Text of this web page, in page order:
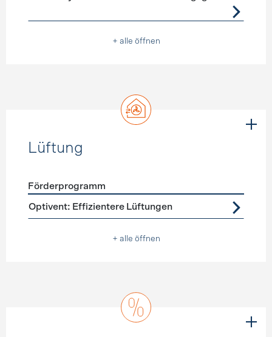
+ alle öffnen
Lüftung
Förderprogramme Lüftung
Förderprogramm
Optivent: Effizientere Lüftungen
+ alle öffnen